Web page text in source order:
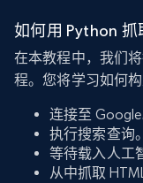
如何用 Python
在本教程中，我们
程。您将学习如何构
连接至 Google
执行搜索查询。
等待载入人工
从中抓取 HTML